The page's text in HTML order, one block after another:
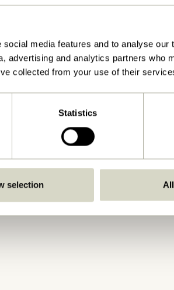
media features and to analyse our
advertising and analytics partners who
collected from your use of their
Statistics
selection
30
l'intérieur